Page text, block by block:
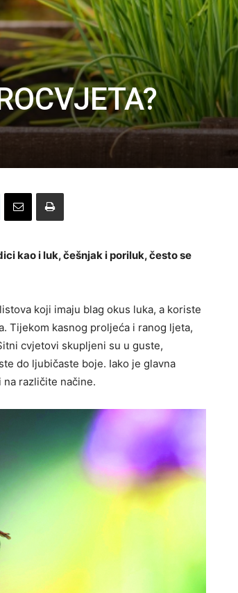
kao i luk, češnjak i poriluk, često se
koji imaju blag okus luka, a koriste
Tijekom kasnog proljeća i ranog ljeta,
cvjetovi skupljeni su u guste,
do ljubičaste boje. Iako je glavna
različite načine.